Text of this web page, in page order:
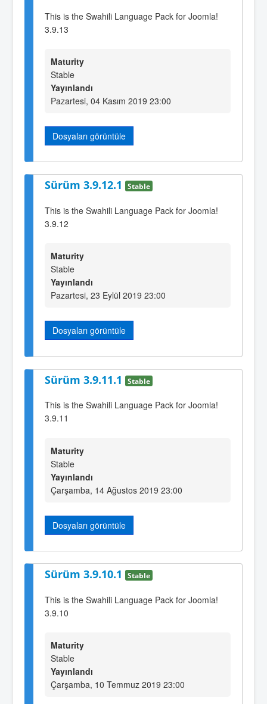
This is the Swahili Language Pack for Joomla!
3.9.13
Maturity
Stable
Yayınlandı
Pazartesi, 04 Kasım 2019 23:00
Dosyaları görüntüle
Sürüm 3.9.12.1 Stable
This is the Swahili Language Pack for Joomla!
3.9.12
Maturity
Stable
Yayınlandı
Pazartesi, 23 Eylül 2019 23:00
Dosyaları görüntüle
Sürüm 3.9.11.1 Stable
This is the Swahili Language Pack for Joomla!
3.9.11
Maturity
Stable
Yayınlandı
Çarşamba, 14 Ağustos 2019 23:00
Dosyaları görüntüle
Sürüm 3.9.10.1 Stable
This is the Swahili Language Pack for Joomla!
3.9.10
Maturity
Stable
Yayınlandı
Çarşamba, 10 Temmuz 2019 23:00